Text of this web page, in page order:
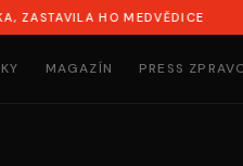
HO MEDVĚDICE
MAGAZÍN PRESS